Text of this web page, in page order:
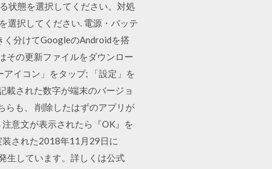
状態を選択してください。対処
選択してください. 電源・バッテ
く分けてGoogleのAndroidを搭
その更新ファイルをダウンロー
イコン」をタップ; 「設定」を
載された数字が端末のバージョ
らも、 削除したはずのアプリが
意文が表示されたら『OK』を
された2018年11月29日に
生しています。詳しくは公式